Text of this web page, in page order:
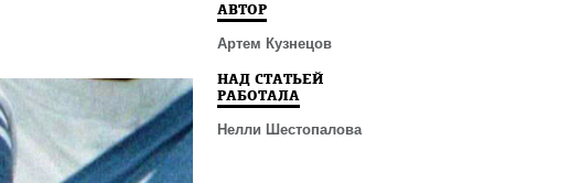
АВТОР
Артем Кузнецов
НАД СТАТЬЕЙ
РАБОТАЛА
Нелли Шестопалова